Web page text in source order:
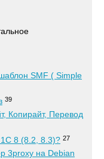
SMF ( Simple
39
Копирайт, Перевод
8 (8.2, 8.3)? 27
3proxy на Debian